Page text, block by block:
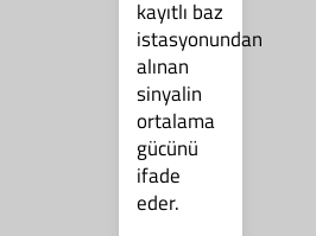
kayıtlı baz
istasyonundan
alınan
sinyalin
ortalama
gücünü
ifade
eder.